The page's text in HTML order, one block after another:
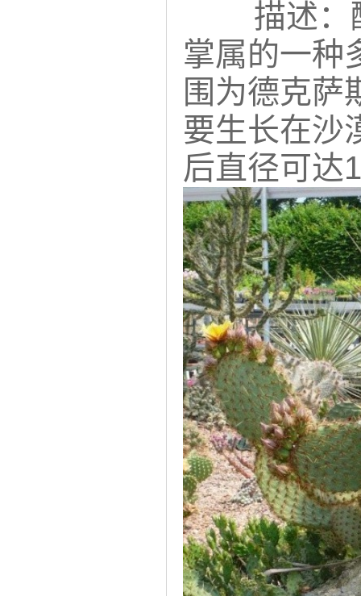
描述：
掌属的一种
围为德克萨
要生长在沙
后直径可达